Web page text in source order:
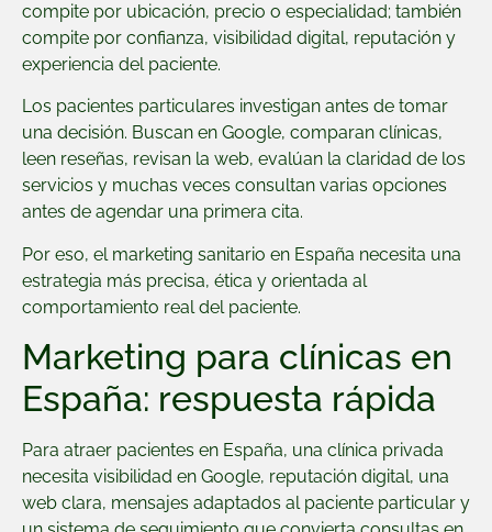
compite por ubicación, precio o especialidad; también
compite por confianza, visibilidad digital, reputación y
experiencia del paciente.
Los pacientes particulares investigan antes de tomar
una decisión. Buscan en Google, comparan clínicas,
leen reseñas, revisan la web, evalúan la claridad de los
servicios y muchas veces consultan varias opciones
antes de agendar una primera cita.
Por eso, el marketing sanitario en España necesita una
estrategia más precisa, ética y orientada al
comportamiento real del paciente.
Marketing para clínicas en
España: respuesta rápida
Para atraer pacientes en España, una clínica privada
necesita visibilidad en Google, reputación digital, una
web clara, mensajes adaptados al paciente particular y